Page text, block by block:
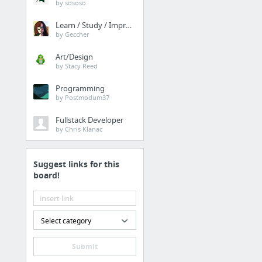
by sososo
Learn / Study / Improve
by Geccher
Art/Design
by Stacy Reed
Programming
by Postmodum37
Fullstack Developer
by Chris Klanac
Suggest links for this
board!
Select category
Submit